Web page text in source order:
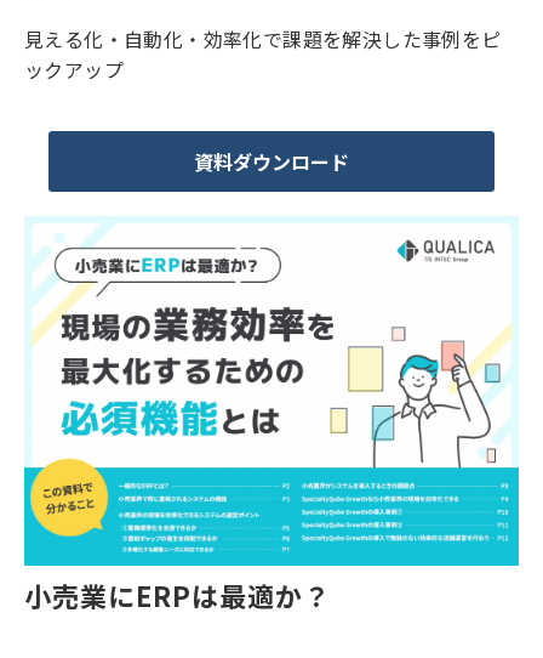
見える化・自動化・効率化で課題を解決した事例をピ
ックアップ
資料ダウンロード
小売業にERPは最適か？